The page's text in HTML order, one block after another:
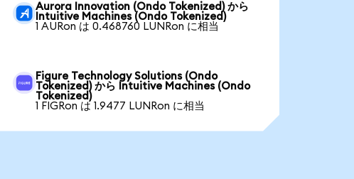
Aurora Innovation (Ondo Tokenized) から
Intuitive Machines (Ondo Tokenized)
1 AURon は 0.468760 LUNRon に相当
Figure Technology Solutions (Ondo
Tokenized) から Intuitive Machines (Ondo
Tokenized)
1 FIGRon は 1.9477 LUNRon に相当